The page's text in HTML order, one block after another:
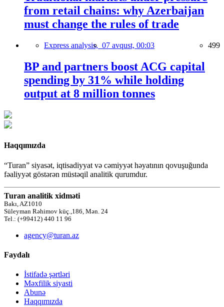
from retail chains: why Azerbaijan
must change the rules of trade
Express analysis, 07 avqust, 00:03 499
BP and partners boost ACG capital
spending by 31% while holding
output at 8 million tonnes
Haqqımızda
“Turan” siyasət, iqtisadiyyat və cəmiyyət həyatının qovuşuğunda
fəaliyyət göstərən müstəqil analitik qurumdur.
Turan analitik xidməti
Bakı, AZ1010
Süleyman Rəhimov küç.,186, Mən. 24
Tel.: (+99412) 440 11 96
agency@turan.az
Faydalı
İstifadə şərtləri
Məxfilik siyasti
Abunə
Haqqımızda